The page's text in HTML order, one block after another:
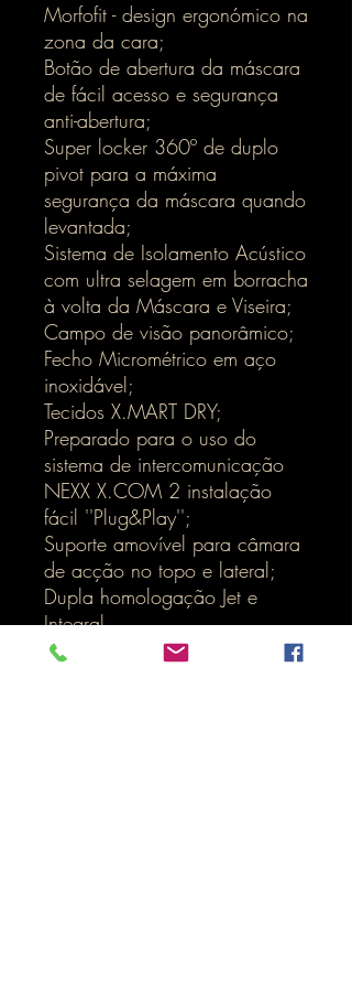
Morfofit - design ergonómico na
zona da cara;
Botão de abertura da máscara
de fácil acesso e segurança
anti-abertura;
Super locker 360º de duplo
pivot para a máxima
segurança da máscara quando
levantada;
Sistema de Isolamento Acústico
com ultra selagem em borracha
à volta da Máscara e Viseira;
Campo de visão panorâmico;
Fecho Micrométrico em aço
inoxidável;
Tecidos X.MART DRY;
Preparado para o uso do
sistema de intercomunicação
NEXX X.COM 2 instalação
fácil ''Plug&Play'';
Suporte amovível para câmara
de acção no topo e lateral;
Dupla homologação Jet e
Integral